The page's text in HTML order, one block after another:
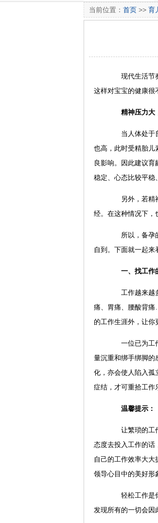
当前位置： 首页 >> 育
现代生活节奏
这样对宝宝的健康很
精神压力大
当人体处于良
也高，此时受精胎儿
良影响。因此建议
稳定、心态比较平稳
另外，若精神
经。在这种情况下，
所以，备孕的
自到。下面就一起来
一、找工作
工作越来越多
痛、胃痛、腰酸背
的工作生涯外，让你
一位已为工作
量沉重和绑手绑脚的
化，亦会使人陷入孤
症结，才可重拾工作
温馨提示：
让繁琐的工作
态度去投入工作的
自己的工作效率大
领导心目中的美好形
轻松工作是你
发现所有的一切会因